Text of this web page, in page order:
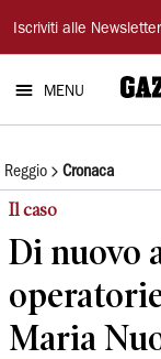
Gazzetta
di
Reggio
Iscriviti alle Newsletter
MENU
Reggio Cronaca
Il caso
Di nuovo
Maria